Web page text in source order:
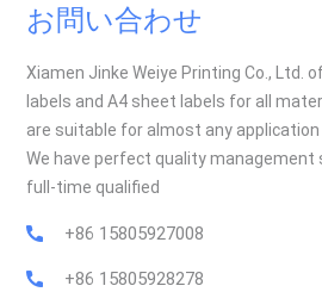
お問い合わせ
Xiamen Jinke Weiye Printing Co., Ltd.
labels and A4 sheet labels for all
are suitable for almost any
We have perfect quality management
full-time qualified
+86 15805927008
+86 15805928278